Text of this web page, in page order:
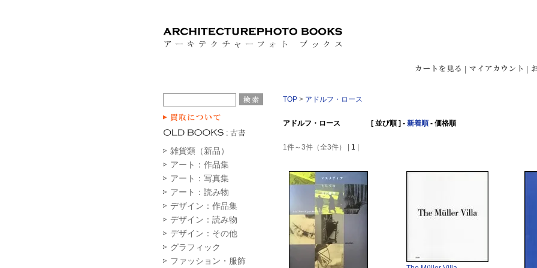
雑貨類（新品）
アート：作品集
アート：写真集
アート：読み物
デザイン：作品集
デザイン：読み物
デザイン：その他
グラフィック
ファッション・服飾
TOP > アドルフ・ロース
アドルフ・ロース [ 並び順 ] - 新着順 - 価格順
1件～3件（全3件） | 1